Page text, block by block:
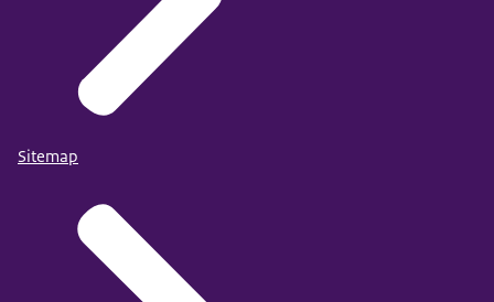
Sitemap